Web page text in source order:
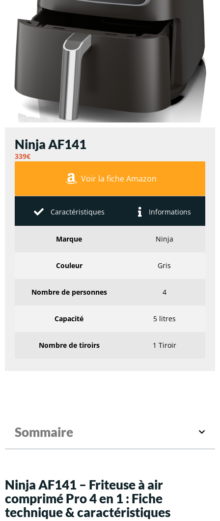
Ninja AF141
339€
Voir la fiche Amazon
Caractéristiques Informations
Marque Ninja
Couleur Gris
Nombre de personnes 4
Capacité 5 litres
Nombre de tiroirs 1 Tiroir
Sommaire
Ninja AF141 – Friteuse à air
comprimé Pro 4 en 1 : Fiche
technique & caractéristiques